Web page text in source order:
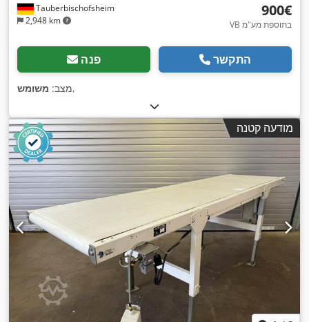
Tauberbischofsheim
2,948 km
‏900 ‏€
VB בתוספת מע"מ
פנה התקשר
מצב: משומש ,
מודעה קטנה